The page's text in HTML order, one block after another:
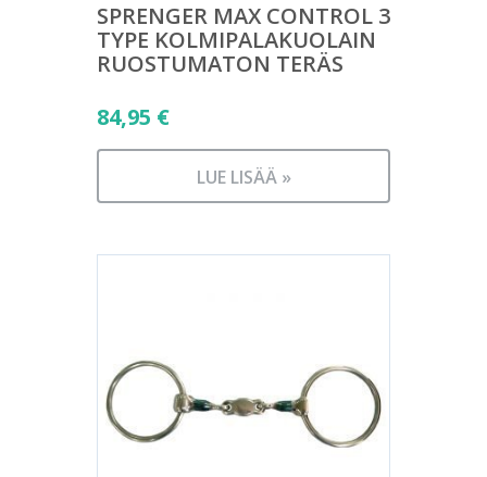
SPRENGER MAX CONTROL 3
TYPE KOLMIPALAKUOLAIN
RUOSTUMATON TERÄS
84,95 €
LUE LISÄÄ »